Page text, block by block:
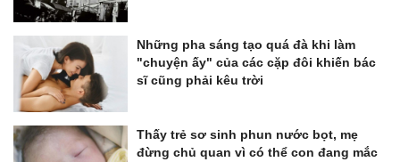
Những pha sáng tạo quá đà khi làm
"chuyện ấy" của các cặp đôi khiến bác
sĩ cũng phải kêu trời
Thấy trẻ sơ sinh phun nước bọt, mẹ
đừng chủ quan vì có thể con đang mắc